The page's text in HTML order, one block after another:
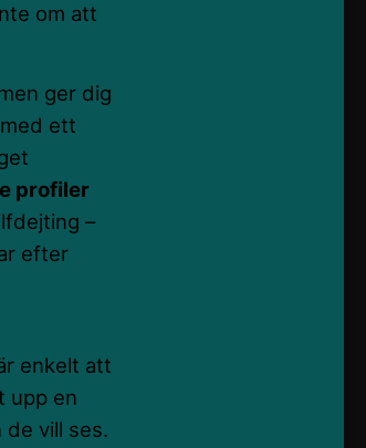
om att
ger dig
ett
profiler
–
efter
enkelt att
upp en
vill ses.